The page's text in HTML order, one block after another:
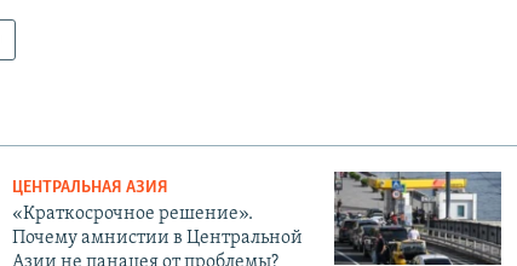
ЦЕНТРАЛЬНАЯ АЗИЯ
«Краткосрочное решение».
Почему амнистии в Центральной
Азии не панацея от проблемы?